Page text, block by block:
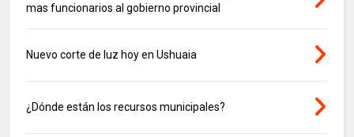
mas funcionarios al gobierno provincial
Nuevo corte de luz hoy en Ushuaia
¿Dónde están los recursos municipales?